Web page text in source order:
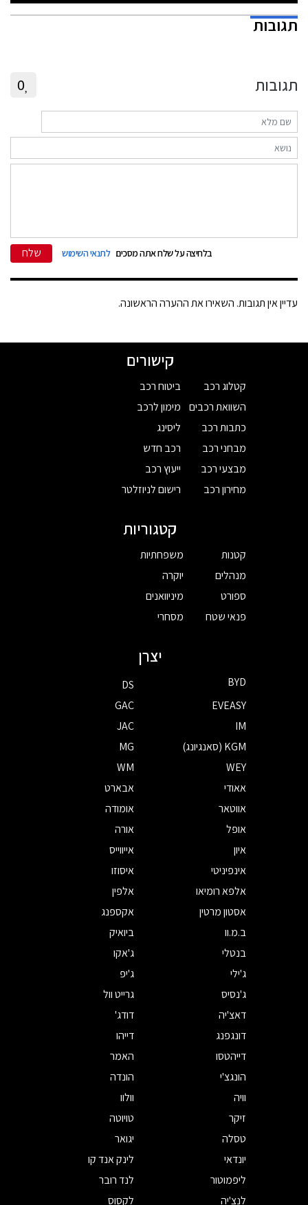
תגובות
תגובות 0
בלחיצה על שלח אתה מסכים לתנאי השימוש שלח
עדיין אין תגובות. השאירו את ההערה הראשונה.
קישורים
קטלוג רכב
השוואת רכבים
כתבות רכב
מבחני רכב
מבצעי רכב
מחירון רכב
ביטוח רכב
מימון לרכב
ליסינג
רכב חדש
ייעוץ רכב
רישום לניוזלטר
קטגוריות
קטנות
מנהלים
ספורט
פנאי שטח
משפחתיות
יוקרה
מיניוואנים
מסחרי
יצרן
BYD
DS
EVEASY
GAC
IM
JAC
KGM (סאנגיונג)
MG
WEY
WM
אאודי
אבארט
אווטאר
אומודה
אופל
אורה
איון
אייווייס
אינפיניטי
איסוזו
אלפא רומיאו
אלפין
אסטון מרטין
אקספנג
ב.מ.וו
ביואיק
בנטלי
ג'אקו
ג'ילי
ג'יפ
ג'נסיס
גרייט וול
דאצ'יה
דודג'
דונגפנג
דייהו
דייהטסו
האמר
הונגצ'י
הונדה
וויה
וולוו
זיקר
טויוטה
טסלה
יגואר
יונדאי
לינק אנד קו
ליפמוטור
לנד רובר
לנצ'יה
לקסוס